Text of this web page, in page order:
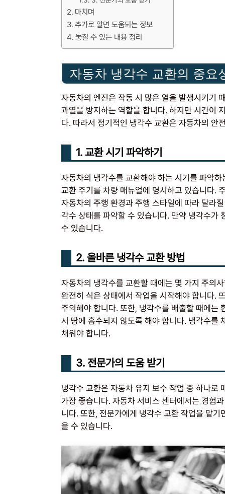
마치며
추가로 알면 도움되는 정보
놓칠 수 있는 내용 정리
자동차 냉각수 교환의 중요
자동차의 엔진은 작동 시 많은 열을 발생시키기
과열을 방지하는 역할을 합니다. 하지만 시간이
다. 따라서 정기적인 냉각수 교환은 자동차의 안
1. 교환 시기 파악하기
자동차의 냉각수를 교환해야 하는 시기를 파악
교환 주기를 차량 매뉴얼에 명시하고 있습니다.
자동차의 주행 환경과 주행 스타일에 따라 달라
각수 상태를 파악할 수 있습니다. 만약 냉각수가
수 있습니다.
2. 올바른 냉각수 교환 방법
자동차의 냉각수를 교환할 때에는 몇 가지 주의
완전히 식은 상태에서 작업을 시작해야 합니다.
주의해야 합니다. 또한, 냉각수를 배출할 때에는
시 땅에 흡수되지 않도록 해야 합니다. 냉각수를
채워야 합니다.
3. 전문가의 도움 받기
냉각수 교환은 자동차 유지 보수 작업 중 하나로
가장 좋습니다. 자동차 서비스 센터에서는 경험
니다. 또한, 전문가에게 냉각수 교환 작업을 맡
을 수 있습니다.